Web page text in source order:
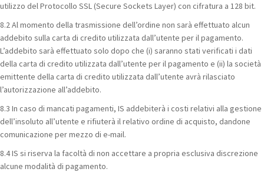
utilizzo del Protocollo SSL (Secure Sockets Layer) con cifratura a 128 bit.
8.2 Al momento della trasmissione dell’ordine non sarà effettuato alcun
addebito sulla carta di credito utilizzata dall’utente per il pagamento.
L’addebito sarà effettuato solo dopo che (i) saranno stati verificati i dati
della carta di credito utilizzata dall’utente per il pagamento e (ii) la società
emittente della carta di credito utilizzata dall’utente avrà rilasciato
l’autorizzazione all’addebito.
8.3 In caso di mancati pagamenti, IS addebiterà i costi relativi alla gestione
dell’insoluto all’utente e rifiuterà il relativo ordine di acquisto, dandone
comunicazione per mezzo di e-mail.
8.4 IS si riserva la facoltà di non accettare a propria esclusiva discrezione
alcune modalità di pagamento.